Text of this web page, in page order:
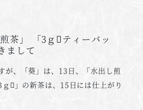
茶」 「3ｇティーバッ
まして
が、「葵」は、13日、「水出し煎
」の新茶は、15日には仕上がり